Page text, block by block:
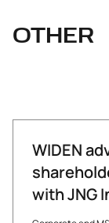
OTHER
WIDEN
with JNG